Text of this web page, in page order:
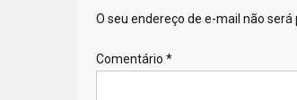
O seu endereço de e-mail não será
Comentário *